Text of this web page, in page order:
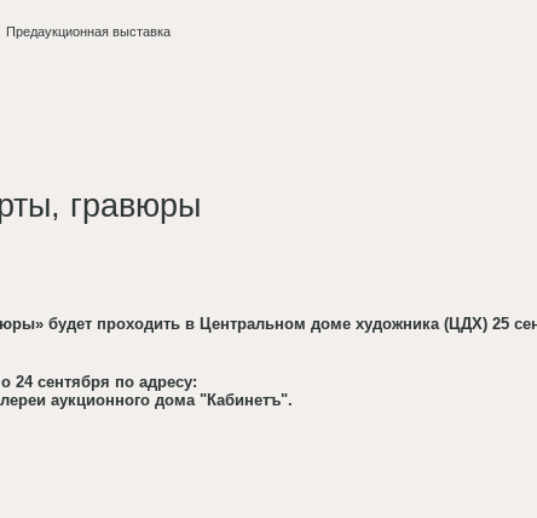
Предаукционная выставка
гравюры
будет проходить в Центральном доме художника (ЦДХ) 25
24 сентября по адресу:
аукционного дома "Кабинетъ".